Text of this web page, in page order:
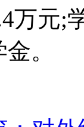
万元;
。